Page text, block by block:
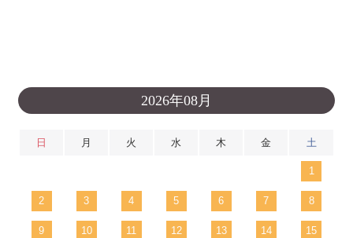
2026年08月
日 月 火 水 木 金 土
1
2 3 4 5 6 7 8
9 10 11 12 13 14 15